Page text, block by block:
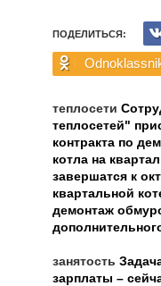
ПОДЕЛИТЬСЯ:
теплосети
теплосетей"
контракта по
котла на
завершатся к
квартальной
демонтаж
занятость
зарплаты –